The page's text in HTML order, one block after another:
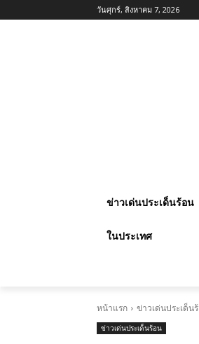
วันศุกร์, สิงหาคม 7, 2026
ข่าวเด่นประเด็นร้อน
ในประเทศ
หน้าแรก ข่าวเด่นประเด็น
ข่าวเด่นประเด็นร้อน